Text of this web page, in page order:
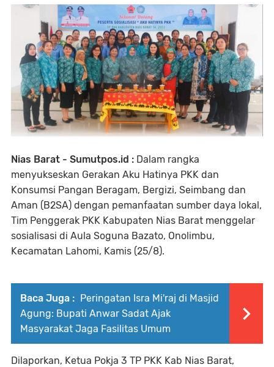
Nias Barat - Sumutpos.id : Dalam rangka
menyukseskan Gerakan Aku Hatinya PKK dan
Konsumsi Pangan Beragam, Bergizi, Seimbang dan
Aman (B2SA) dengan pemanfaatan sumber daya lokal,
Tim Penggerak PKK Kabupaten Nias Barat menggelar
sosialisasi di Aula Soguna Bazato, Onolimbu,
Kecamatan Lahomi, Kamis (25/8).
Baca Juga : Peringatan Isra Mi'raj di Masjid
Agung: Bupati Anwar Sadat Ajak
Masyarakat Jaga Fasilitas Umum
Dilaporkan, Ketua Pokja 3 TP PKK Kab Nias Barat,